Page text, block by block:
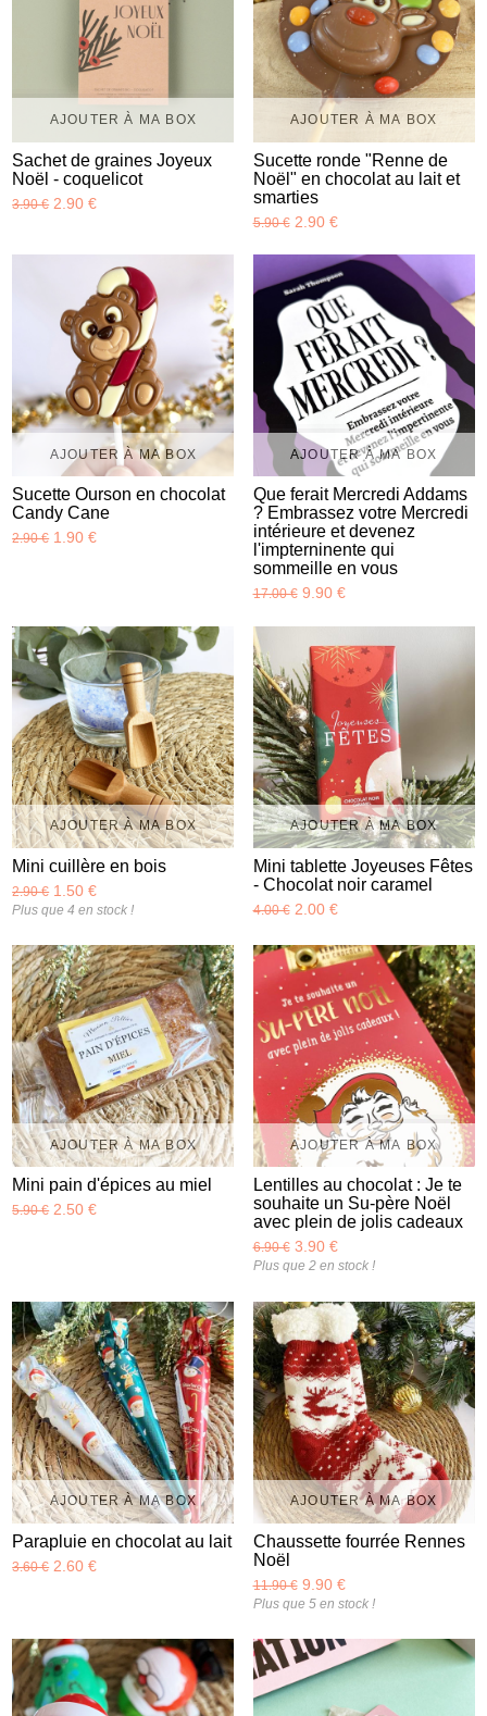
AJOUTER À MA BOX
Sachet de graines Joyeux
Noël - coquelicot
3.90 €2.90 €
AJOUTER À MA BOX
Sucette ronde "Renne de
Noël" en chocolat au lait et
smarties
5.90 €2.90 €
AJOUTER À MA BOX
Sucette Ourson en chocolat
Candy Cane
2.90 €1.90 €
AJOUTER À MA BOX
Que ferait Mercredi Addams
? Embrassez votre Mercredi
intérieure et devenez
l'impterninente qui
sommeille en vous
17.00 €9.90 €
AJOUTER À MA BOX
Mini cuillère en bois
2.90 €1.50 €
Plus que 4 en stock !
AJOUTER À MA BOX
Mini tablette Joyeuses Fêtes
- Chocolat noir caramel
4.00 €2.00 €
AJOUTER À MA BOX
Mini pain d'épices au miel
5.90 €2.50 €
AJOUTER À MA BOX
Lentilles au chocolat : Je te
souhaite un Su-père Noël
avec plein de jolis cadeaux
6.90 €3.90 €
Plus que 2 en stock !
AJOUTER À MA BOX
Parapluie en chocolat au lait
3.60 €2.60 €
AJOUTER À MA BOX
Chaussette fourrée Rennes
Noël
11.90 €9.90 €
Plus que 5 en stock !